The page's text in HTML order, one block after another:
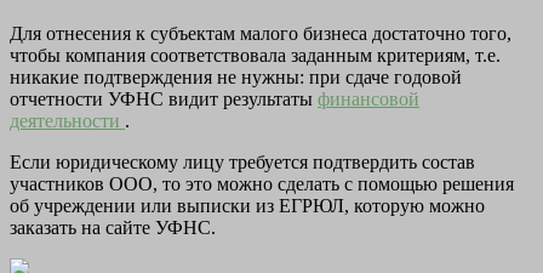
Для отнесения к субъектам малого бизнеса достаточно того,
чтобы компания соответствовала заданным критериям, т.е.
никакие подтверждения не нужны: при сдаче годовой
отчетности УФНС видит результаты финансовой
деятельности .
Если юридическому лицу требуется подтвердить состав
участников ООО, то это можно сделать с помощью решения
об учреждении или выписки из ЕГРЮЛ, которую можно
заказать на сайте УФНС.